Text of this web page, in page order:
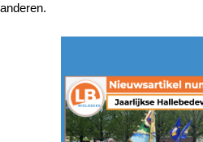
anderen.